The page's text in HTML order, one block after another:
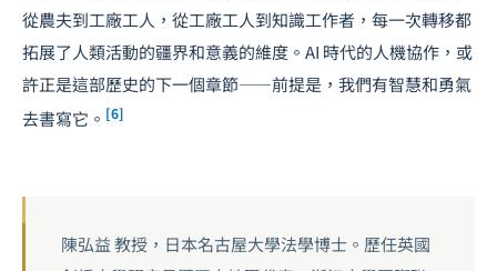
從農夫到工廠工人，從工廠工人到知識工作者，每一次轉移都
拓展了人類活動的疆界和意義的維度。AI 時代的人機協作，或
許正是這部歷史的下一個章節——前提是，我們有智慧和勇氣
去書寫它。 [6]
陳弘益 教授，日本名古屋大學法學博士。歷任英國